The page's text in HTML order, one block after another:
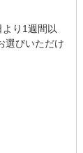
り1週間以
選びいただけ